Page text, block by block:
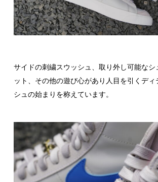
サイドの刺繍スウッシュ、取り外し可能なシ
ット、その他の遊び心があり人目を引くディ
シュの始まりを称えています。